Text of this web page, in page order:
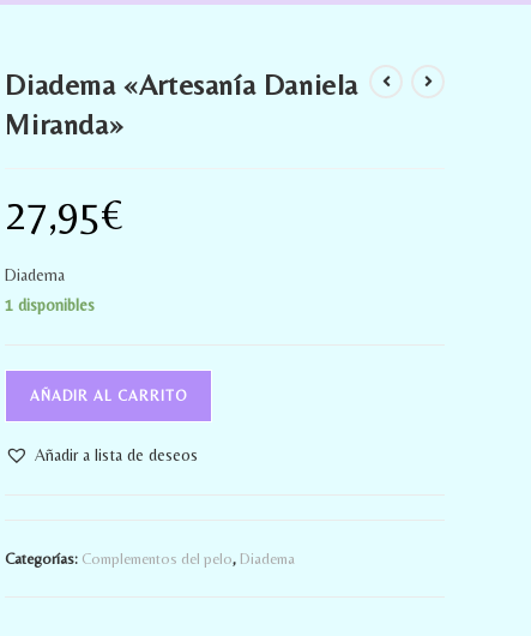
Diadema «Artesanía Daniela
Miranda»
27,95€
Diadema
1 disponibles
AÑADIR AL CARRITO
Añadir a lista de deseos
Categorías: Complementos del pelo, Diadema